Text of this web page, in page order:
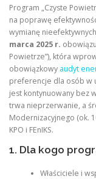
Program „Czyste
na poprawę
wymianę
marca 2025 r.
Powietrze”), która
obowiązkowy audyt
preferencje dla osób w
jest kontynuowany bez
trwa nieprzerwanie, a
Modernizacyjnego (ok.
KPO i FEnIKS.
1. Dla kogo
Właściciele i